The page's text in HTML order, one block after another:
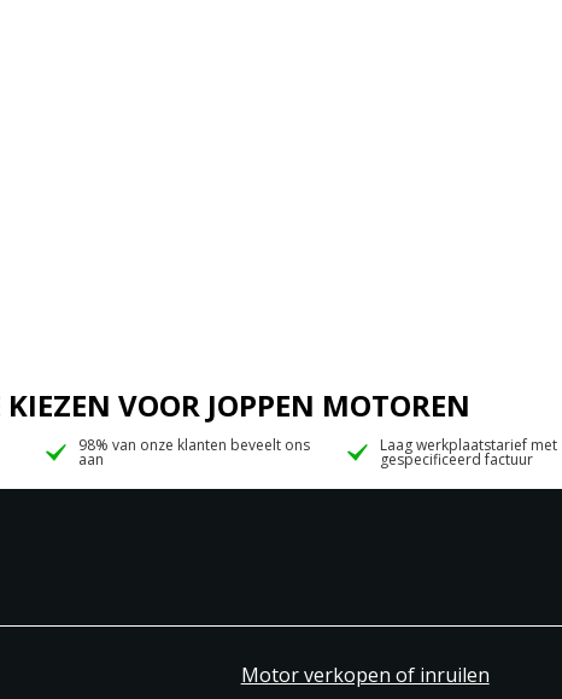
VOOR JOPPEN MOTOREN
98% van onze klanten beveelt ons
aan
Laag werkplaatstarief met
gespecificeerd factuur
Motor verkopen of inruilen